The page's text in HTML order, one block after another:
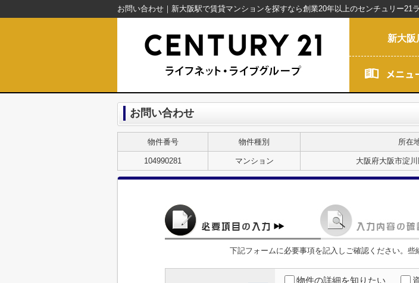
新大阪
お問い合わせ
物件番号 物件種別 所在
104990281 マンション 大阪府大阪市淀
下記フォームに必要事項を記入しご確認ください。
物件の詳細を知りたい